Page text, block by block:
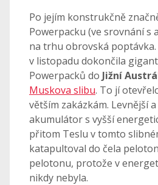
Po jejím konstrukčně
Powerpacku (ve srovnání s
na trhu obrovská poptávka.
v listopadu dokončila
Powerpacků do Jižní
Muskova slibu. To jí
větším zakázkám. Levnější
akumulátor s vyšší
přitom Teslu v tomto
katapultoval do čela
pelotonu, protože v
nikdy nebyla.